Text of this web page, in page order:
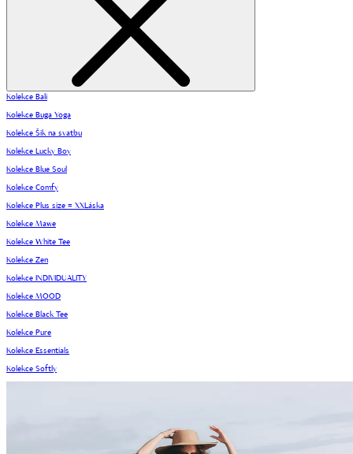
Kolekce Bali
Kolekce Buga Yoga
Kolekce Šik na svatbu
Kolekce Lucky Boy
Kolekce Blue Soul
Kolekce Comfy
Kolekce Plus size = XXLáska
Kolekce Mawe
Kolekce White Tee
Kolekce Zen
Kolekce INDIVIDUALITY
Kolekce MOOD
Kolekce Black Tee
Kolekce Pure
Kolekce Essentials
Kolekce Softly